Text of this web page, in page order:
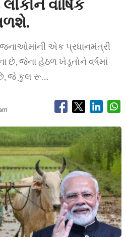
વાર્ષિક
એક પ્રધાનમંત્રી
છે, જેના હેઠળ ખેડૂતોને વર્ષમાં
જે કુલ રૂ.…